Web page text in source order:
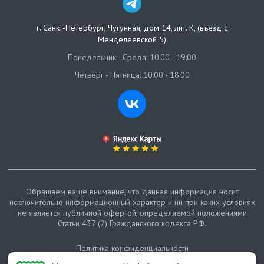
г. Санкт-Петербург, Чугунная, дом 14, лит. К, (въезд с
Менделеевской 5)
Понедельник - Среда: 10:00 - 19:00
Четверг - Пятница: 10:00 - 18:00
Обращаем ваше внимание, что данная информация носит
исключительно информационный характер и ни при каких условиях
не является публичной офертой, определяемой положениями
Статьи 437 (2) Гражданского кодекса РФ.
Политика конфиденциальности